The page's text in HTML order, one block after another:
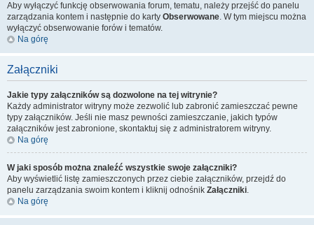
Aby wyłączyć funkcję obserwowania forum, tematu, należy przejść do panelu
zarządzania kontem i następnie do karty Obserwowane. W tym miejscu można
wyłączyć obserwowanie forów i tematów.
Na górę
Załączniki
Jakie typy załączników są dozwolone na tej witrynie?
Każdy administrator witryny może zezwolić lub zabronić zamieszczać pewne
typy załączników. Jeśli nie masz pewności zamieszczanie, jakich typów
załączników jest zabronione, skontaktuj się z administratorem witryny.
Na górę
W jaki sposób można znaleźć wszystkie swoje załączniki?
Aby wyświetlić listę zamieszczonych przez ciebie załączników, przejdź do
panelu zarządzania swoim kontem i kliknij odnośnik Załączniki.
Na górę